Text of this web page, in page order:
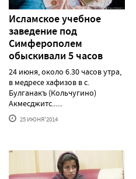
Исламское учебное
заведение под
Симферополем
обыскивали 5 часов
24 июня, около 6.30 часов утра,
в медресе хафизов в с.
Булганакъ (Кольчугино)
Акмесджитс......
25 ИЮНЯ'2014